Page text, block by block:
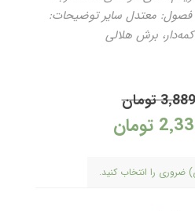
فصول: معتدل سایر توضیحات:
برش هلالی
تومان
تومان
ضروری را انتخاب کنید.